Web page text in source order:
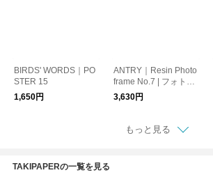
BIRDS' WORDS｜PO
STER 15
1,650円
ANTRY｜Resin Photo
frame No.7 | フォトフ
レーム
3,630円
もっと見る
TAKIPAPERの一覧を見る